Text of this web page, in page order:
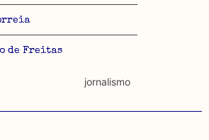
empírica
de Freitas
jornalismo